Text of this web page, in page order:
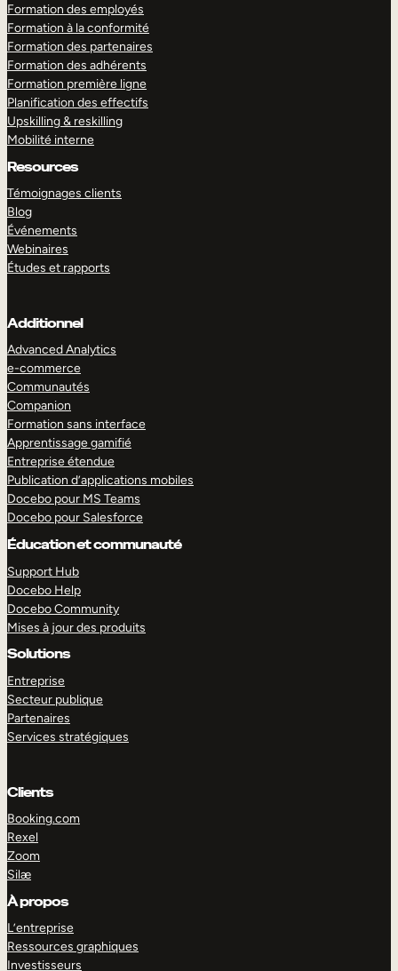
Formation des employés
Formation à la conformité
Formation des partenaires
Formation des adhérents
Formation première ligne
Planification des effectifs
Upskilling & reskilling
Mobilité interne
Resources
Témoignages clients
Blog
Événements
Webinaires
Études et rapports
Additionnel
Advanced Analytics
e-commerce
Communautés
Companion
Formation sans interface
Apprentissage gamifié
Entreprise étendue
Publication d’applications mobiles
Docebo pour MS Teams
Docebo pour Salesforce
Éducation et communauté
Support Hub
Docebo Help
Docebo Community
Mises à jour des produits
Solutions
Entreprise
Secteur publique
Partenaires
Services stratégiques
Clients
Booking.com
Rexel
Zoom
Silæ
À propos
L’entreprise
Ressources graphiques
Investisseurs